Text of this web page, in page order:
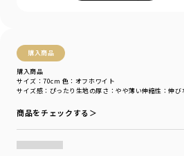
購入商品
購入商品
サイズ感 ：ぴったり 生地の厚さ ：やや薄い伸縮性 ：伸び
サイズ：70cm 色：オフホワイト
商品をチェックする＞
ブランシェスより
すべてのお客さまへ感謝の気持ちをお届けしま
＼このアイテムのおそろい特集ページはこちら